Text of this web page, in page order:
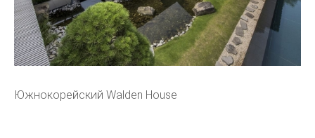
Южнокорейский Walden House